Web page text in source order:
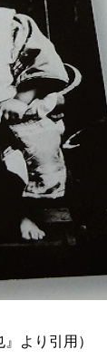
より引用）